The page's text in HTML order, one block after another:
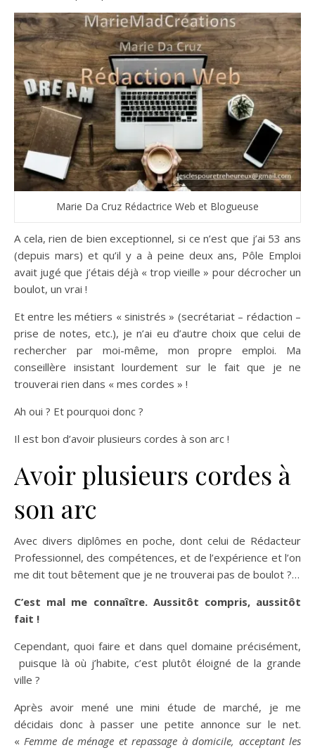
Marie Da Cruz Rédactrice Web et Blogueuse
A cela, rien de bien exceptionnel, si ce n’est que j’ai 53 ans
(depuis mars) et qu’il y a à peine deux ans, Pôle Emploi
avait jugé que j’étais déjà « trop vieille » pour décrocher un
boulot, un vrai !
Et entre les métiers « sinistrés » (secrétariat – rédaction –
prise de notes, etc.), je n’ai eu d’autre choix que celui de
rechercher par moi-même, mon propre emploi. Ma
conseillère insistant lourdement sur le fait que je ne
trouverai rien dans « mes cordes » !
Ah oui ? Et pourquoi donc ?
Il est bon d’avoir plusieurs cordes à son arc !
Avoir plusieurs cordes à
son arc
Avec divers diplômes en poche, dont celui de Rédacteur
Professionnel, des compétences, et de l’expérience et l’on
me dit tout bêtement que je ne trouverai pas de boulot ?…
C’est mal me connaître. Aussitôt compris, aussitôt
fait !
Cependant, quoi faire et dans quel domaine précisément,
puisque là où j’habite, c’est plutôt éloigné de la grande
ville ?
Après avoir mené une mini étude de marché, je me
décidais donc à passer une petite annonce sur le net.
«Femme de ménage et repassage à domicile, acceptant les